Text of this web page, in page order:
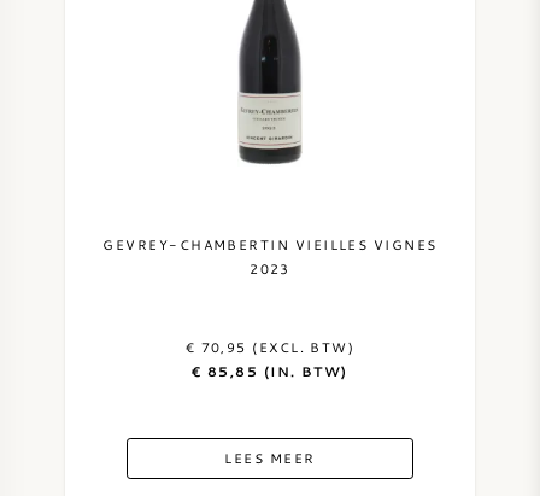
GEVREY-CHAMBERTIN VIEILLES VIGNES
2023
€ 70,95 (EXCL. BTW)
€ 85,85 (IN. BTW)
LEES MEER